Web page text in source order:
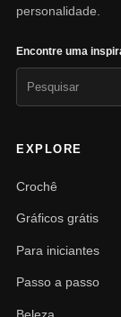
personalidade.
Encontre uma
EXPLORE
Crochê
Gráficos grátis
Para iniciantes
Passo a passo
Beleza